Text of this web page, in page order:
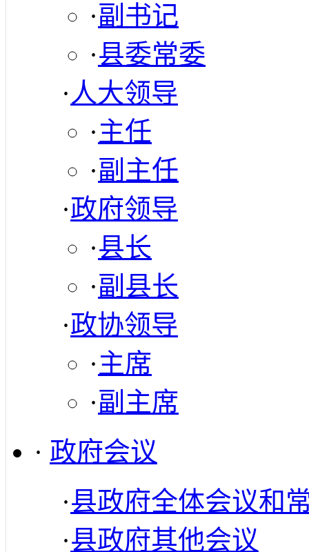
·副书记
·县委常委
· 人大领导
·主任
·副主任
·政府领导
·县长
·副县长
·政协领导
·主席
·副主席
· 政府会议
·县政府全体会议和
·县政府其他会议